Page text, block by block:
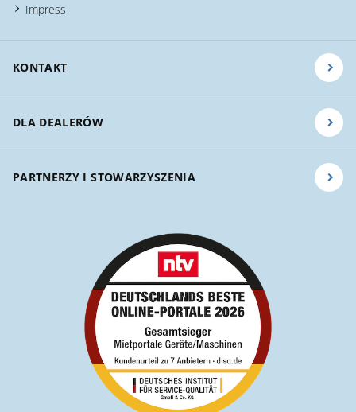
Impress
KONTAKT
DLA DEALERÓW
PARTNERZY I STOWARZYSZENIA